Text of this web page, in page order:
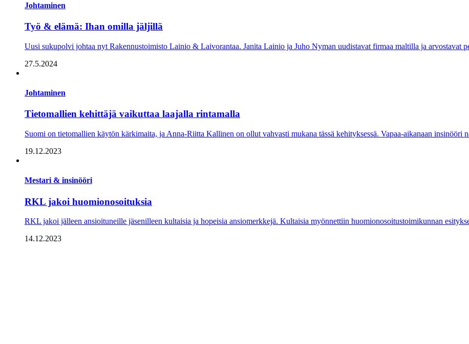
Johtaminen
Työ & elämä: Ihan omilla jäljillä
Uusi sukupolvi johtaa nyt Rakennustoimisto Lainio & Laivorantaa. Janita Lainio ja Juho Nyman uudistavat firmaa maltilla ja arvostavat
27.5.2024
Johtaminen
Tietomallien kehittäjä vaikuttaa laajalla rintamalla
Suomi on tietomallien käytön kärkimaita, ja Anna-Riitta Kallinen on ollut vahvasti mukana tässä kehityksessä. Vapaa-aikanaan
19.12.2023
Mestari & insinööri
RKL jakoi huomionosoituksia
RKL jakoi jälleen ansioituneille jäsenilleen kultaisia ja hopeisia ansiomerkkejä. Kultaisia myönnettiin huomionosoitustoimikunnan
14.12.2023